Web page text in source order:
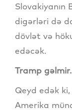
Slovakiyanın
digərləri də
dövlət və
edəcək.
Tramp
Qeyd edək
Amerika